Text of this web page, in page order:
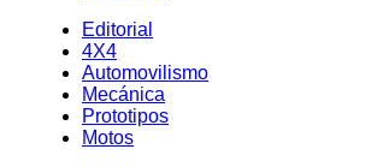
Editorial
4X4
Automovilismo
Mecánica
Prototipos
Motos